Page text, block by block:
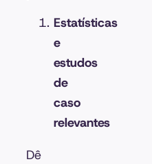
Estatísticas
e
estudos
de
caso
relevantes
Dê